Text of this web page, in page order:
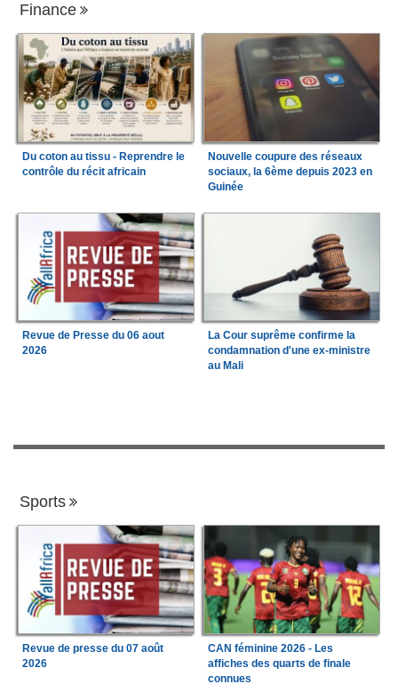
Finance
Du coton au tissu - Reprendre le
contrôle du récit africain
Nouvelle coupure des réseaux
sociaux, la 6ème depuis 2023 en
Guinée
Revue de Presse du 06 aout
2026
La Cour suprême confirme la
condamnation d'une ex-ministre
au Mali
Sports
Revue de presse du 07 août
2026
CAN féminine 2026 - Les
affiches des quarts de finale
connues